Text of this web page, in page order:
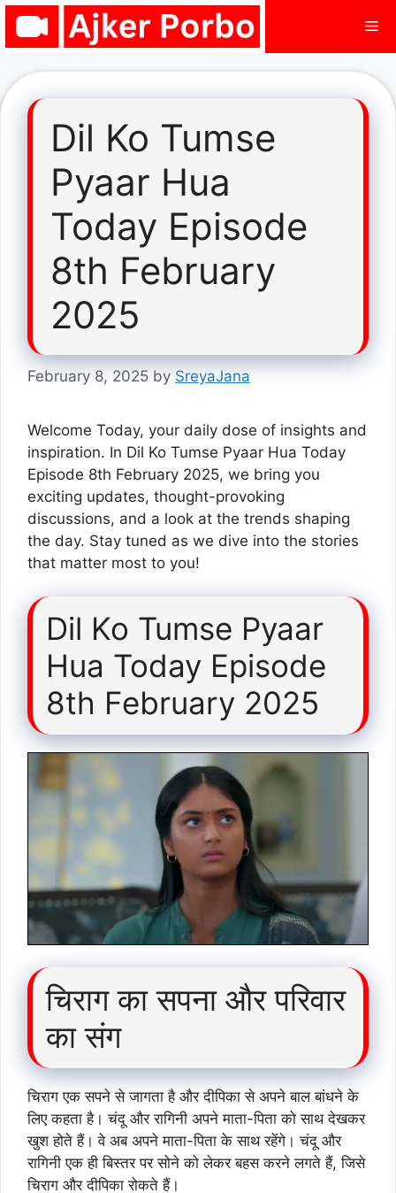
Skip
Dil Ko Tumse
Pyaar Hua
Today Episode
8th February
2025
February 8, 2025 by SreyaJana
Welcome Today, your daily dose of insights and
inspiration. In Dil Ko Tumse Pyaar Hua Today
Episode 8th February 2025, we bring you
exciting updates, thought-provoking
discussions, and a look at the trends shaping
the day. Stay tuned as we dive into the stories
that matter most to you!
Dil Ko Tumse Pyaar
Hua Today Episode
8th February 2025
चिराग का सपना और परिवार
का संग
चिराग एक सपने से जागता है और दीपिका से अपने बाल बांधने के
लिए कहता है। चंदू और रागिनी अपने माता-पिता को साथ देखकर
खुश होते हैं। वे अब अपने माता-पिता के साथ रहेंगे। चंदू और
रागिनी एक ही बिस्तर पर सोने को लेकर बहस करने लगते हैं, जिसे
चिराग और दीपिका रोकते हैं।